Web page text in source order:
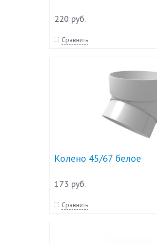
220 руб.
Сравнить
Колено 45/67 белое
173 руб.
Сравнить